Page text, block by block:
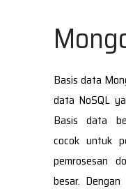
Basis data
data NoSQL
Basis data
cocok untuk
pemrosesan
besar.